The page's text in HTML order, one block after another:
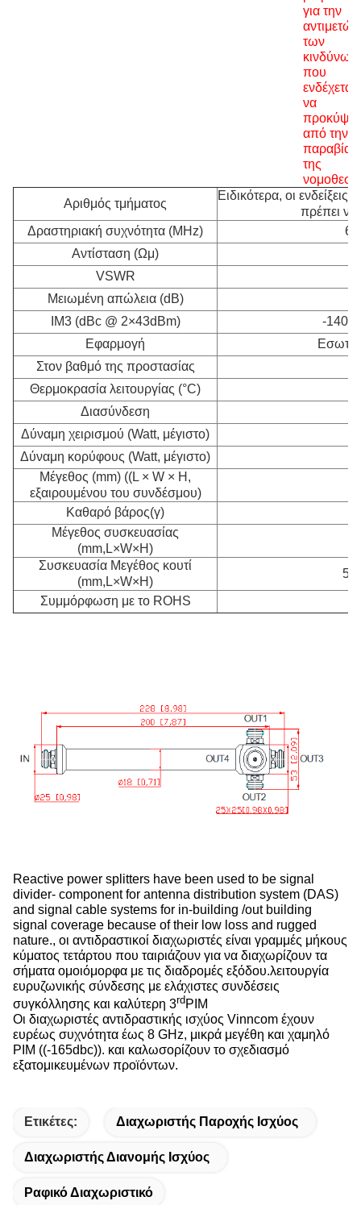
για την
των
κινδύνων
που
ενδέχεται
να
από την
της
Αριθμός τμήματος
Ειδικότερα, οι
πρέπει
Δραστηριακή συχνότητα (MHz)
Αντίσταση (Ωμ)
VSWR
Μειωμένη απώλεια (dB)
IM3 (dBc @ 2×43dBm)
-140 /
Εφαρμογή
Στον βαθμό της προστασίας
Θερμοκρασία λειτουργίας (°C)
Διασύνδεση
Δύναμη χειρισμού (Watt, μέγιστο)
Δύναμη κορύφους (Watt, μέγιστο)
Μέγεθος (mm) ((L × W × H,
εξαιρουμένου του συνδέσμου)
Καθαρό βάρος(γ)
Μέγεθος συσκευασίας
(mm,L×W×H)
Συσκευασία Μεγέθος κουτί
(mm,L×W×H)
Συμμόρφωση με το ROHS
Reactive power splitters have been used to be signal
divider- component for antenna distribution system (DAS)
and signal cable systems for in-building /out building
signal coverage because of their low loss and rugged
nature., οι αντιδραστικοί διαχωριστές είναι γραμμές μήκους
κύματος τετάρτου που ταιριάζουν για να διαχωρίζουν τα
σήματα ομοιόμορφα με τις διαδρομές εξόδου.λειτουργία
ευρυζωνικής σύνδεσης με ελάχιστες συνδέσεις
συγκόλλησης και καλύτερη 3rdPIM
Οι διαχωριστές αντιδραστικής ισχύος Vinncom έχουν
ευρέως συχνότητα έως 8 GHz, μικρά μεγέθη και χαμηλό
PIM ((-165dbc)). και καλωσορίζουν το σχεδιασμό
εξατομικευμένων προϊόντων.
Ετικέτες: Διαχωριστής Παροχής Ισχύος
Διαχωριστής Διανομής Ισχύος
Ραφικό Διαχωριστικό